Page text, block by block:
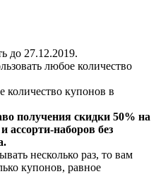
до 27.12.2019.
любое количество
купонов в
получения скидки 50% на
ассорти-наборов без
несколько раз, то вам
купонов, равное